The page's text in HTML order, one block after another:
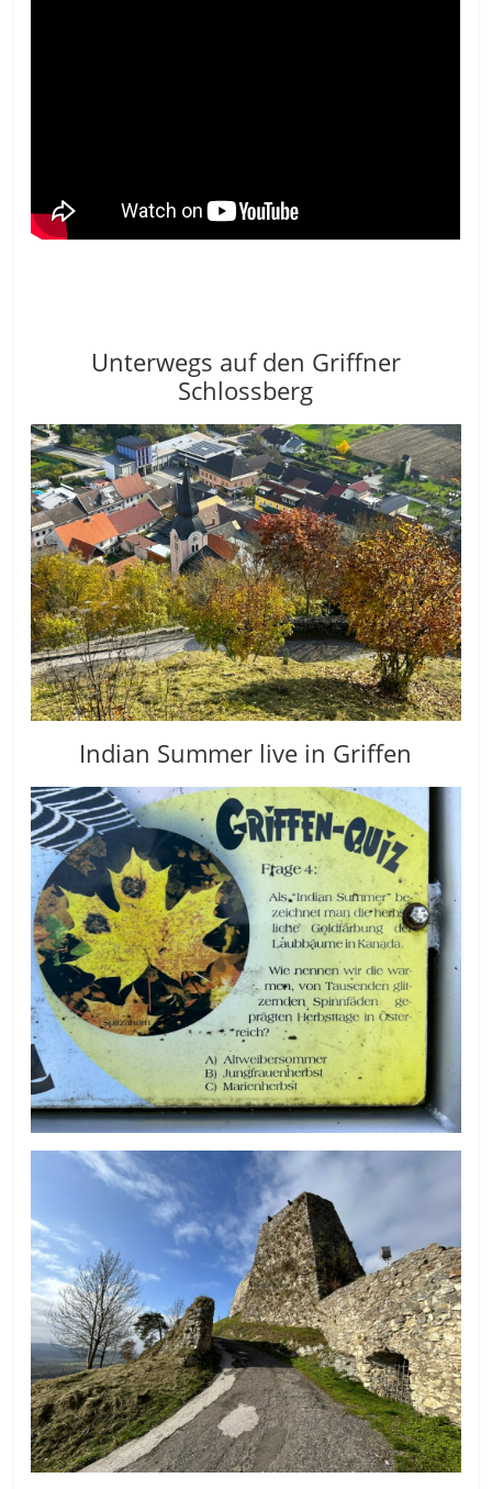
Unterwegs auf den Griffner
Schlossberg
Indian Summer live in Griffen